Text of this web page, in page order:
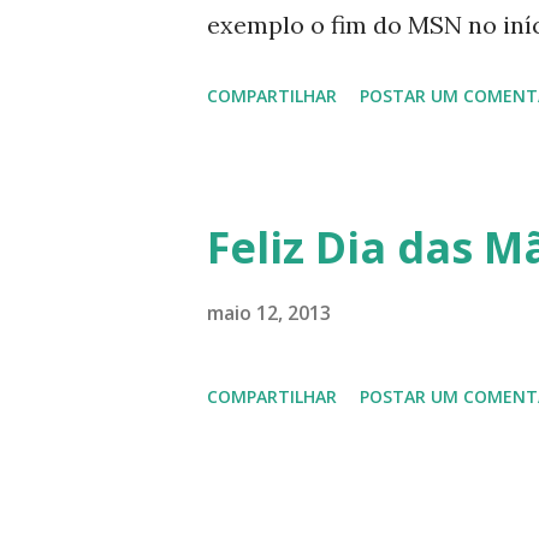
exemplo o fim do MSN no
Latinoware, a Microsoft
lançamento do Windows 8 e
em 2013 possamos estar
COMPARTILHAR POSTAR UM
Feliz Dia das
maio 12, 2013
COMPARTILHAR POSTAR UM